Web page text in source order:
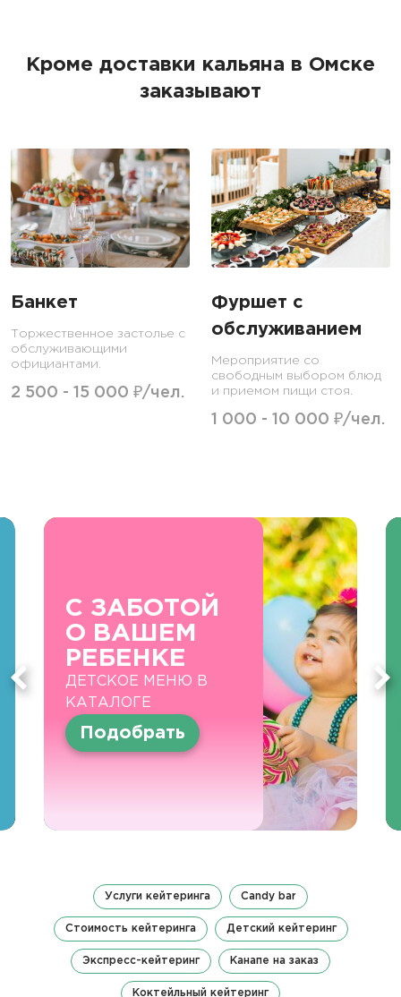
Кроме доставки кальяна в Омске
заказывают
Банкет
Торжественное застолье с
обслуживающими
официантами.
2 500 - 15 000 ₽/чел.
Фуршет с
обслуживанием
Мероприятие со
свободным выбором блюд
и приемом пищи стоя.
1 000 - 10 000 ₽/чел.
С ЗАБОТОЙ
О ВАШЕМ
РЕБЕНКЕ
ДЕТСКОЕ МЕНЮ В
КАТАЛОГЕ
Подобрать
Услуги кейтеринга Candy bar
Стоимость кейтеринга Детский кейтеринг
Экспресс-кейтеринг Канапе на заказ
Коктейльный кейтеринг